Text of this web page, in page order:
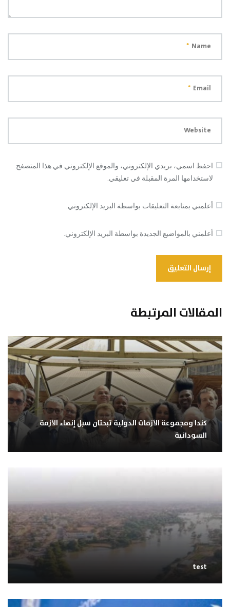
Name
*
Email
*
Website
احفظ اسمي، بريدي الإلكتروني، والموقع الإلكتروني في هذا المتصفح
لاستخدامها المرة المقبلة في تعليقي.
أعلمني بمتابعة التعليقات بواسطة البريد الإلكتروني.
أعلمني بالمواضيع الجديدة بواسطة البريد الإلكتروني.
المقالات المرتبطة
كندا ومجموعة الأزمات الدولية تبحثان سبل إنهاء الأزمة
السودانية
test